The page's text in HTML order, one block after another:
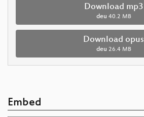
Download mp3
deu 40.2 MB
Download opus
deu 26.4 MB
Embed